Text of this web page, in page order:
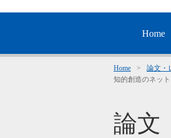
Home
Home > 論文・
知的創造のネッ
論文